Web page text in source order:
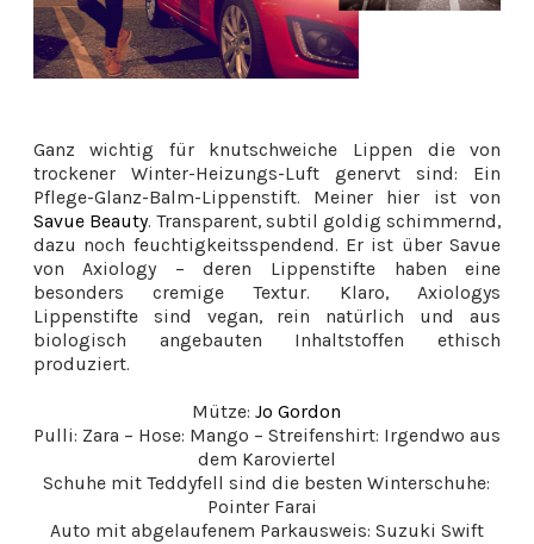
Ganz wichtig für knutschweiche Lippen die von
trockener Winter-Heizungs-Luft genervt sind: Ein
Pflege-Glanz-Balm-Lippenstift. Meiner hier ist von
Savue Beauty. Transparent, subtil goldig schimmernd,
dazu noch feuchtigkeitsspendend. Er ist über Savue
von Axiology – deren Lippenstifte haben eine
besonders cremige Textur. Klaro, Axiologys
Lippenstifte sind vegan, rein natürlich und aus
biologisch angebauten Inhaltstoffen ethisch
produziert.
Mütze:Jo Gordon
Pulli: Zara – Hose: Mango – Streifenshirt: Irgendwo aus
dem Karoviertel
Schuhe mit Teddyfell sind die besten Winterschuhe:
Pointer Farai
Auto mit abgelaufenem Parkausweis: Suzuki Swift